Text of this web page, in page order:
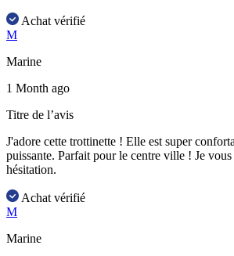
Achat vérifié
M
Marine
1 Month ago
Titre de l’avis
J'adore cette trottinette ! Elle est super
puissante. Parfait pour le centre ville ! Je vous
hésitation.
Achat vérifié
M
Marine